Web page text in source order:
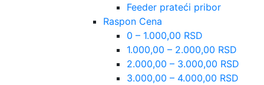
Feeder prateći pribor
Raspon Cena
0 – 1.000,00 RSD
1.000,00 – 2.000,00 RSD
2.000,00 – 3.000,00 RSD
3.000,00 – 4.000,00 RSD